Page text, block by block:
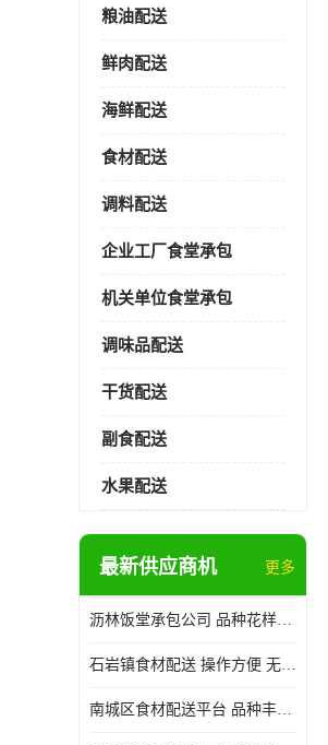
粮油配送
鲜肉配送
海鲜配送
食材配送
调料配送
企业工厂食堂承包
机关单位食堂承包
调味品配送
干货配送
副食配送
水果配送
最新供应商机 更多
沥林饭堂承包公司 品种花样丰富 提高员工饮食质量
石岩镇食材配送 操作方便 无需亲自管理
南城区食材配送平台 品种丰富 配送时间较短